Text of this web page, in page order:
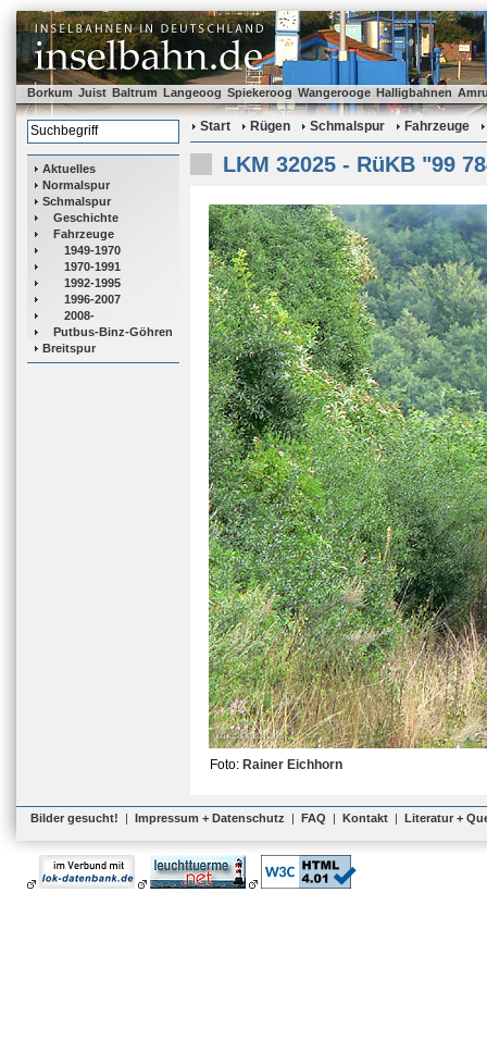
Borkum Juist Baltrum Langeoog Spiekeroog Wangerooge Halligbahnen
Aktuelles
Normalspur
Schmalspur
Geschichte
Fahrzeuge
1949-1970
1970-1991
1992-1995
1996-2007
2008-
Putbus-Binz-Göhren
Breitspur
Start Rügen Schmalspur Fahrzeuge
LKM 32025 - RüKB "99
Foto: Rainer Eichhorn
Bilder gesucht! | Impressum + Datenschutz | FAQ | Kontakt | Literatur +